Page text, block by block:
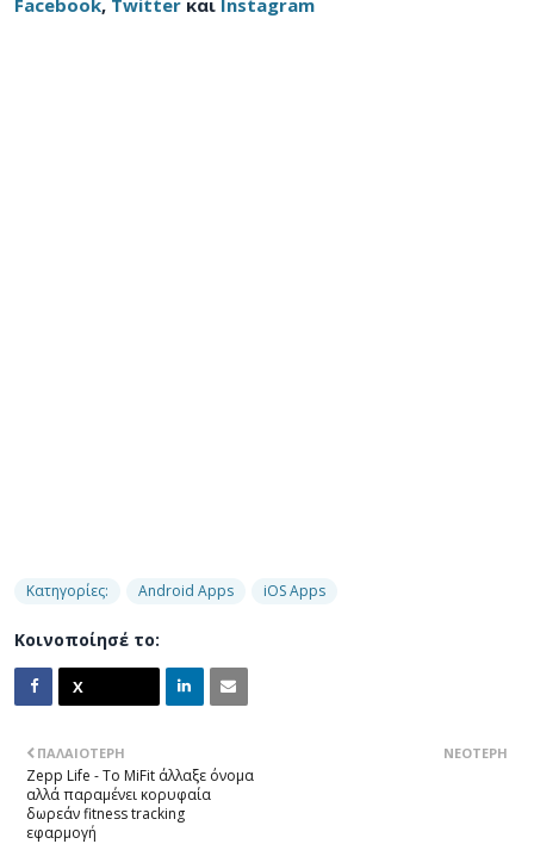
Κατηγορίες: Android Apps iOS Apps
Κοινοποίησέ το:
ΝΕΌΤΕΡΗ
ΠΑΛΑΙΌΤΕΡΗ
Zepp Life - Το MiFit άλλαξε όνομα
αλλά παραμένει κορυφαία
δωρεάν fitness tracking
εφαρμογή